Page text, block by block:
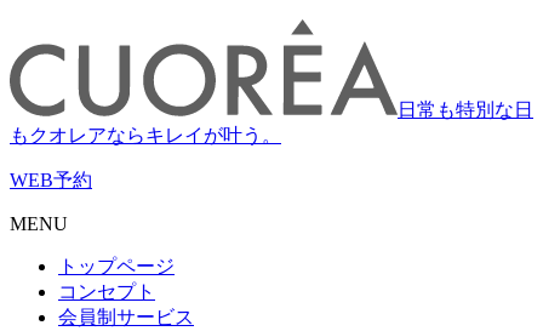
日常も特別な日
もクオレアならキレイが叶う。
WEB予約
MENU
トップページ
コンセプト
会員制サービス